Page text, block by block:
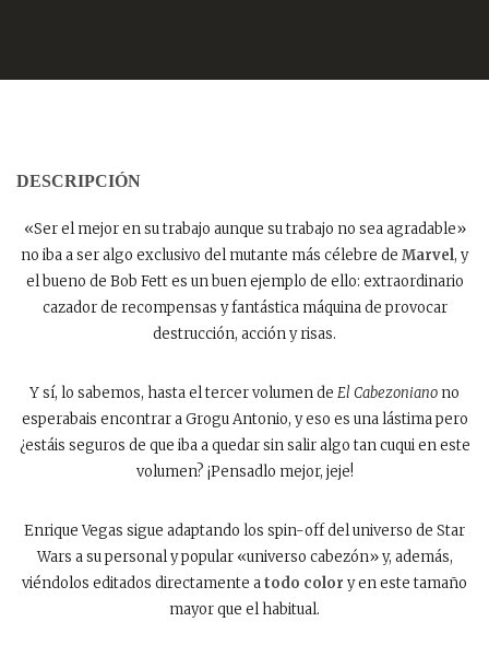
DESCRIPCIÓN
«Ser el mejor en su trabajo aunque su trabajo no sea agradable»
no iba a ser algo exclusivo del mutante más célebre de Marvel, y
el bueno de Bob Fett es un buen ejemplo de ello: extraordinario
cazador de recompensas y fantástica máquina de provocar
destrucción, acción y risas.
Y sí, lo sabemos, hasta el tercer volumen de El Cabezonianono
esperabais encontrar a Grogu Antonio, y eso es una lástima pero
¿estáis seguros de que iba a quedar sin salir algo tan cuqui en este
volumen? ¡Pensadlo mejor, jeje!
Enrique Vegas sigue adaptando los spin-off del universo de Star
Wars a su personal y popular «universo cabezón» y, además,
viéndolos editados directamente atodo color y en este tamaño
mayor que el habitual.